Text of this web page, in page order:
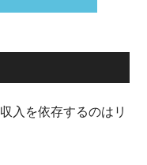
入を依存するのはリ